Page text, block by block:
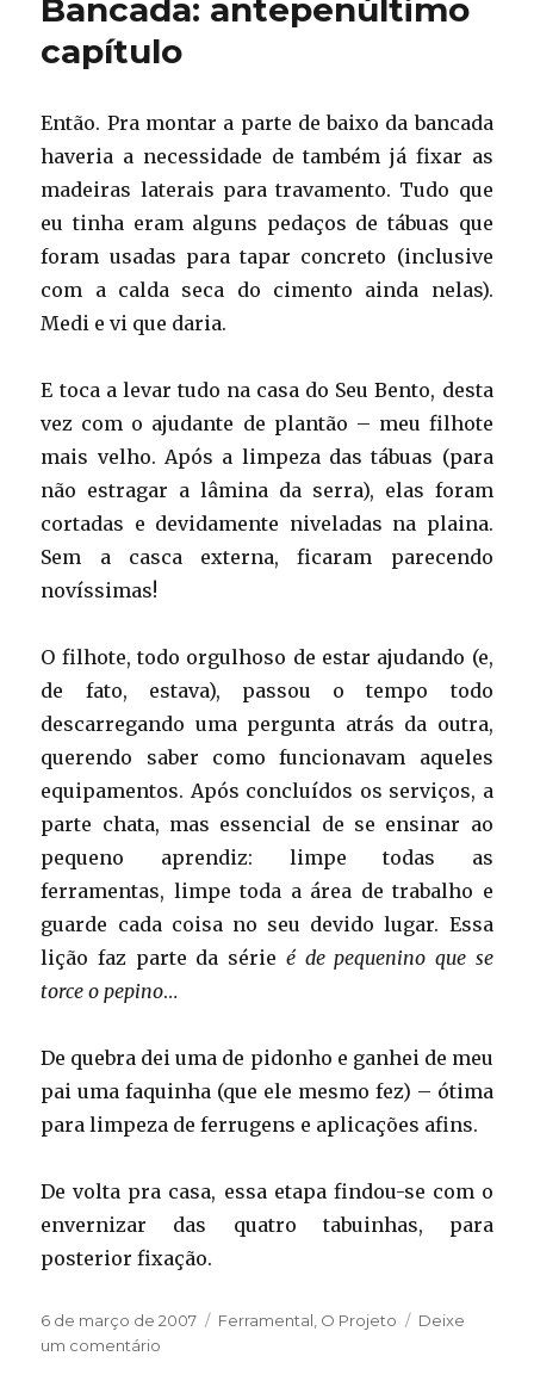
Bancada: antepenúltimo
capítulo
Então. Pra montar a parte de baixo da bancada
haveria a necessidade de também já fixar as
madeiras laterais para travamento. Tudo que
eu tinha eram alguns pedaços de tábuas que
foram usadas para tapar concreto (inclusive
com a calda seca do cimento ainda nelas).
Medi e vi que daria.
E toca a levar tudo na casa do Seu Bento, desta
vez com o ajudante de plantão – meu filhote
mais velho. Após a limpeza das tábuas (para
não estragar a lâmina da serra), elas foram
cortadas e devidamente niveladas na plaina.
Sem a casca externa, ficaram parecendo
novíssimas!
O filhote, todo orgulhoso de estar ajudando (e,
de fato, estava), passou o tempo todo
descarregando uma pergunta atrás da outra,
querendo saber como funcionavam aqueles
equipamentos. Após concluídos os serviços, a
parte chata, mas essencial de se ensinar ao
pequeno aprendiz: limpe todas as
ferramentas, limpe toda a área de trabalho e
guarde cada coisa no seu devido lugar. Essa
lição faz parte da série é de pequenino que se
torce o pepino…
De quebra dei uma de pidonho e ganhei de meu
pai uma faquinha (que ele mesmo fez) – ótima
para limpeza de ferrugens e aplicações afins.
De volta pra casa, essa etapa findou-se com o
envernizar das quatro tabuinhas, para
posterior fixação.
Publicado
em
6 de março de 2007 Categorias
Ferramental O Projeto
Deixe
um comentário